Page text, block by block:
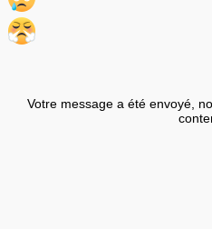
Votre message a été envoyé,